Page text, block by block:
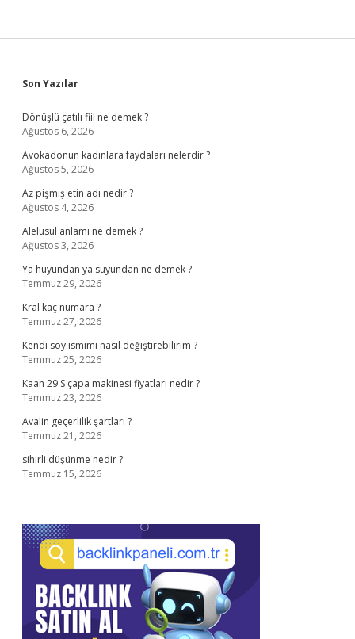
Sidebar
Son Yazılar
Dönüşlü çatılı fiil ne demek ?
Ağustos 6, 2026
Avokadonun kadınlara faydaları nelerdir ?
Ağustos 5, 2026
Az pişmiş etin adı nedir ?
Ağustos 4, 2026
Alelusul anlamı ne demek ?
Ağustos 3, 2026
Ya huyundan ya suyundan ne demek ?
Temmuz 29, 2026
Kral kaç numara ?
Temmuz 27, 2026
Kendi soy ismimi nasıl değiştirebilirim ?
Temmuz 25, 2026
Kaan 29 S çapa makinesi fiyatları nedir ?
Temmuz 23, 2026
Avalin geçerlilik şartları ?
Temmuz 21, 2026
sihirli düşünme nedir ?
Temmuz 15, 2026